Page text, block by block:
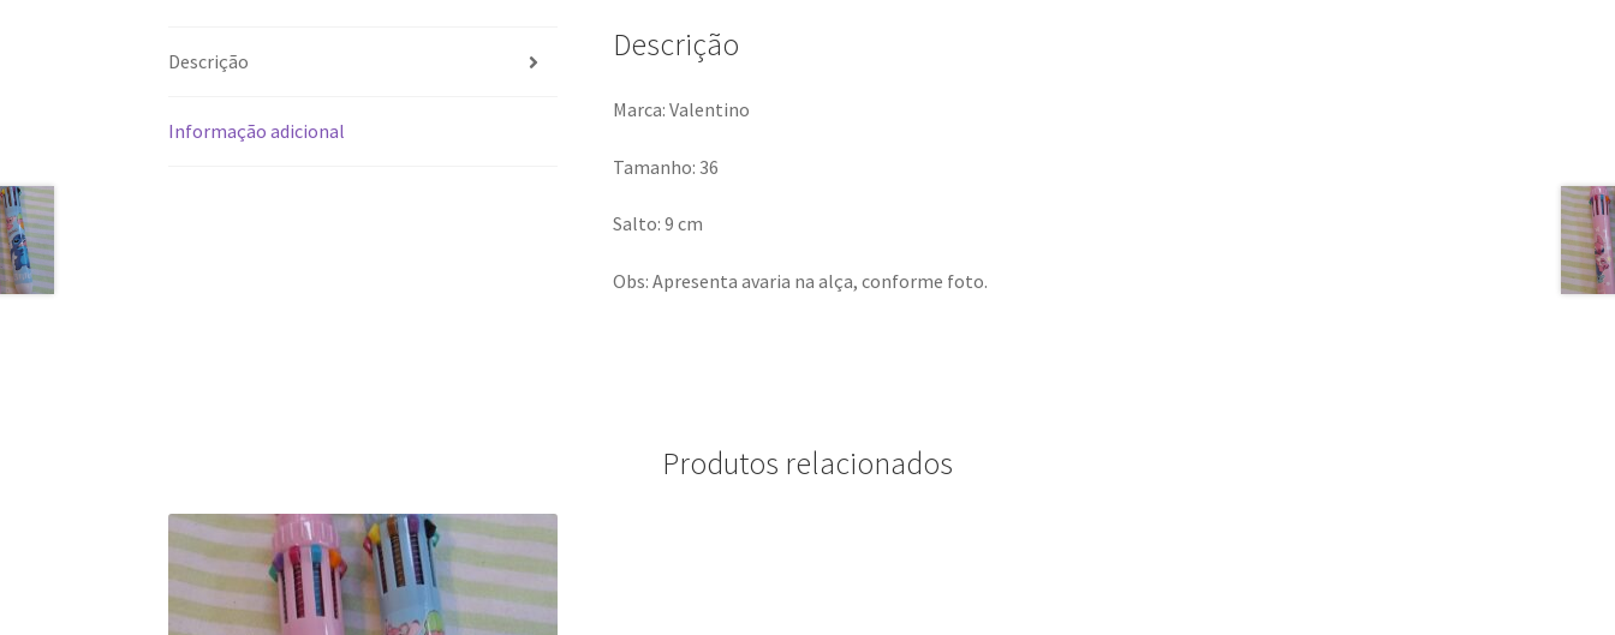
Descrição
Informação adicional
Descrição
Marca: Valentino
Tamanho: 36
Salto: 9 cm
Obs: Apresenta avaria na alça, conforme foto.
Produtos relacionados